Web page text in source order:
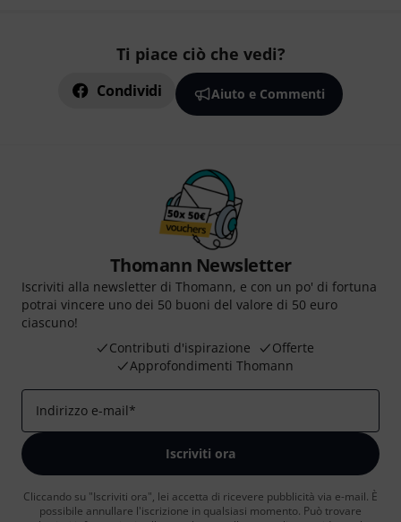
Ti piace ciò che vedi?
Condividi Aiuto e Commenti
Thomann Newsletter
Iscriviti alla newsletter di Thomann, e con un po' di fortuna
potrai vincere uno dei 50 buoni del valore di 50 euro
ciascuno!
Contributi d'ispirazione
Offerte
Approfondimenti Thomann
Indirizzo e-mail*
Iscriviti ora
Cliccando su "Iscriviti ora", lei accetta di ricevere pubblicità via e-mail. È
possibile annullare l'iscrizione in qualsiasi momento. Può trovare